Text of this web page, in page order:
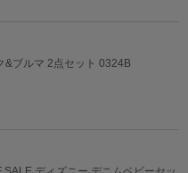
&ブルマ 2点セット 0324B